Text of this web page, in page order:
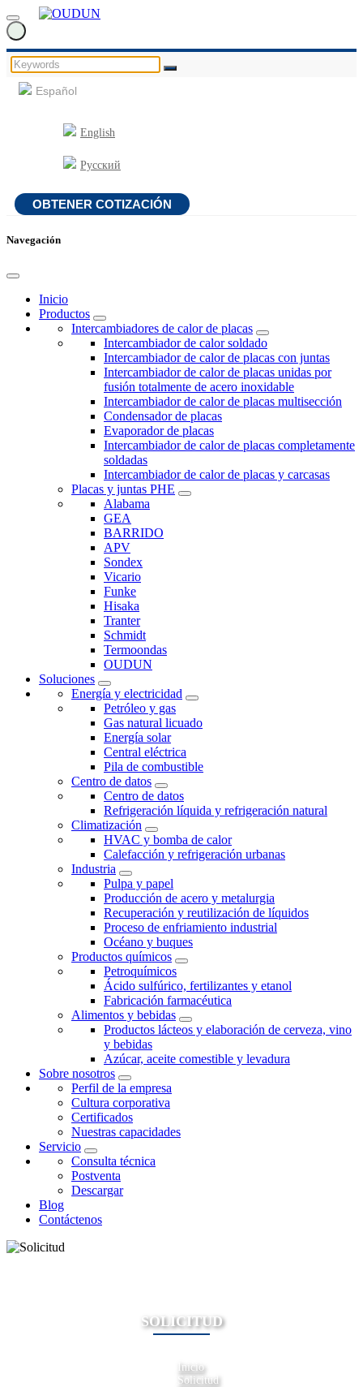
Español
English
Русский
OBTENER COTIZACIÓN
Navegación
Inicio
Productos
Intercambiadores de calor de placas
Intercambiador de calor soldado
Intercambiador de calor de placas con juntas
Intercambiador de calor de placas unidas por
fusión totalmente de acero inoxidable
Intercambiador de calor de placas multisección
Condensador de placas
Evaporador de placas
Intercambiador de calor de placas completamente
soldadas
Intercambiador de calor de placas y carcasas
Placas y juntas PHE
Alabama
GEA
BARRIDO
APV
Sondex
Vicario
Funke
Hisaka
Tranter
Schmidt
Termoondas
OUDUN
Soluciones
Energía y electricidad
Petróleo y gas
Gas natural licuado
Energía solar
Central eléctrica
Pila de combustible
Centro de datos
Centro de datos
Refrigeración líquida y refrigeración natural
Climatización
HVAC y bomba de calor
Calefacción y refrigeración urbanas
Industria
Pulpa y papel
Producción de acero y metalurgia
Recuperación y reutilización de líquidos
Proceso de enfriamiento industrial
Océano y buques
Productos químicos
Petroquímicos
Ácido sulfúrico, fertilizantes y etanol
Fabricación farmacéutica
Alimentos y bebidas
Productos lácteos y elaboración de cerveza, vino
y bebidas
Azúcar, aceite comestible y levadura
Sobre nosotros
Perfil de la empresa
Cultura corporativa
Certificados
Nuestras capacidades
Servicio
Consulta técnica
Postventa
Descargar
Blog
Contáctenos
SOLICITUD
Inicio
Solicitud